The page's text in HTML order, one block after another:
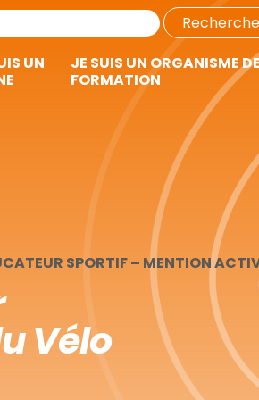
UN
JE SUIS UN ORGANISME
FORMATION
SPORTIF – MENTION
Vélo